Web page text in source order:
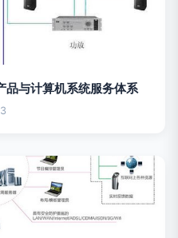
品与计算机系统服务体系